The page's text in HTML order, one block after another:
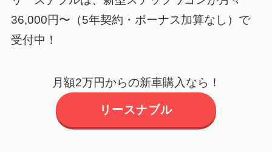
36,000円〜（5年契約・ボーナス加算なし）で
受付中！
月額2万円からの新車購入なら！
リースナブル